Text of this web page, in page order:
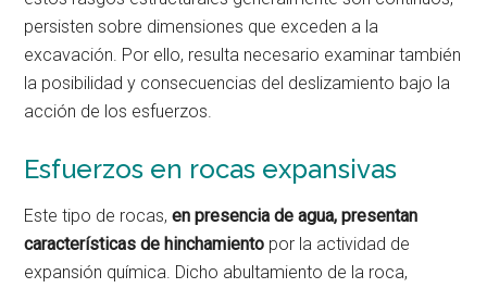
persisten sobre dimensiones que exceden a la
excavación. Por ello, resulta necesario examinar también
la posibilidad y consecuencias del deslizamiento bajo la
acción de los esfuerzos.
Esfuerzos en rocas expansivas
Este tipo de rocas,en presencia de agua, presentan
características de hinchamiento por la actividad de
expansión química. Dicho abultamiento de la roca,